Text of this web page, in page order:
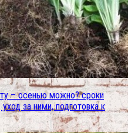
– осенью можно? сроки
за ними, подготовка к